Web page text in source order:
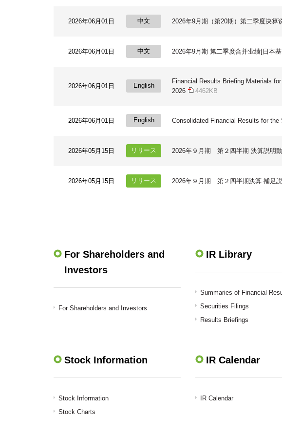
2026年06月01日 2026年9月期（第20期）第二季度决算
2026年06月01日 2026年9月期 第二季度合并业绩[日本基
2026年06月01日
Financial Results Briefing Materials
2026
4462KB
2026年06月01日 Consolidated Financial Results for
2026年05月15日 2026年９月期 第２四半期 決算説明
2026年05月15日 2026年９月期 第２四半期決算 補足
For Shareholders and
Investors
For Shareholders and Investors
IR Library
Summaries of Financial
Securities Filings
Results Briefings
Stock Information
Stock Information
Stock Charts
IR Calendar
IR Calendar